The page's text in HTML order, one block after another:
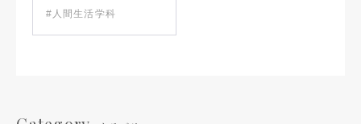
#人間生活学科